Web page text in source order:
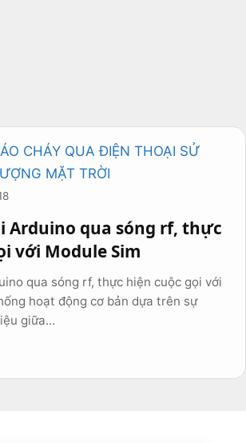
Arduino qua sóng rf, thực
với Module Sim
qua sóng rf, thực hiện cuộc gọi với
hoạt động cơ bản dựa trên sự
giữa...